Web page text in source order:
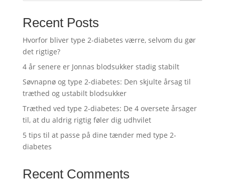
Recent Posts
Hvorfor bliver type 2-diabetes værre, selvom du gør
det rigtige?
4 år senere er Jonnas blodsukker stadig stabilt
Søvnapnø og type 2-diabetes: Den skjulte årsag til
træthed og ustabilt blodsukker
Træthed ved type 2-diabetes: De 4 oversete årsager
til, at du aldrig rigtig føler dig udhvilet
5 tips til at passe på dine tænder med type 2-
diabetes
Recent Comments